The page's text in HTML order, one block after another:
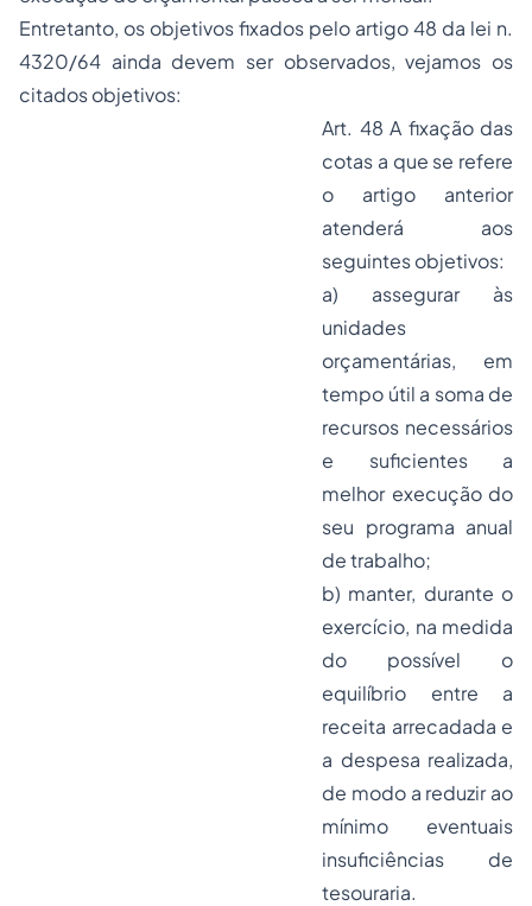
Entretanto, os objetivos fixados pelo artigo 48 da lei n.
4320/64 ainda devem ser observados, vejamos os
citados objetivos:
Art. 48 A fixação das
cotas a que se refere
o artigo anterior
atenderá aos
seguintes objetivos:
a) assegurar às
unidades
orçamentárias, em
tempo útil a soma de
recursos necessários
e suficientes a
melhor execução do
seu programa anual
de trabalho;
b) manter, durante o
exercício, na medida
do possível o
equilíbrio entre a
receita arrecadada e
a despesa realizada,
de modo a reduzir ao
mínimo eventuais
insuficiências de
tesouraria.